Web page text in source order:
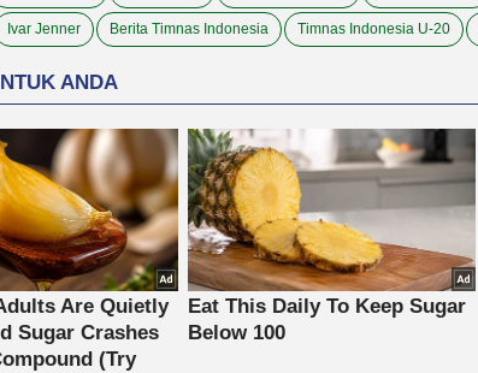
Ivar Jenner Berita Timnas Indonesia Timnas Indonesia U-20